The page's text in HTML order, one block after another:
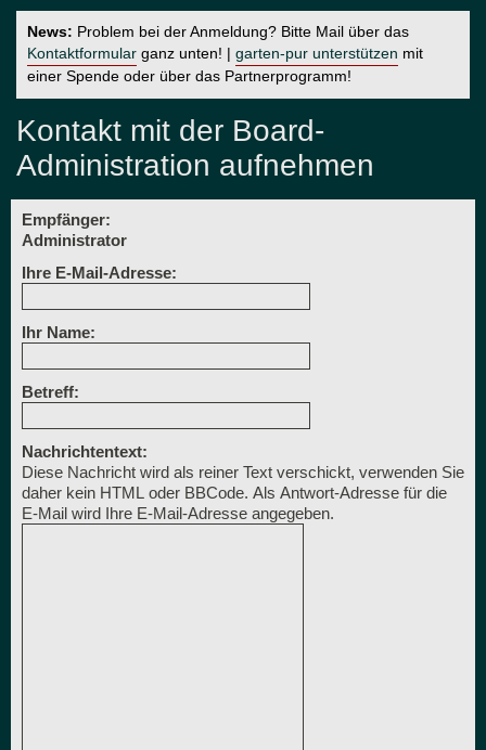
News: Problem bei der Anmeldung? Bitte Mail über das
Kontaktformular ganz unten! | garten-pur unterstützen mit
einer Spende oder über das Partnerprogramm!
Kontakt mit der Board-
Administration aufnehmen
Empfänger:
Administrator
Ihre E-Mail-Adresse:
Ihr Name:
Betreff:
Nachrichtentext:
Diese Nachricht wird als reiner Text verschickt, verwenden Sie
daher kein HTML oder BBCode. Als Antwort-Adresse für die
E-Mail wird Ihre E-Mail-Adresse angegeben.